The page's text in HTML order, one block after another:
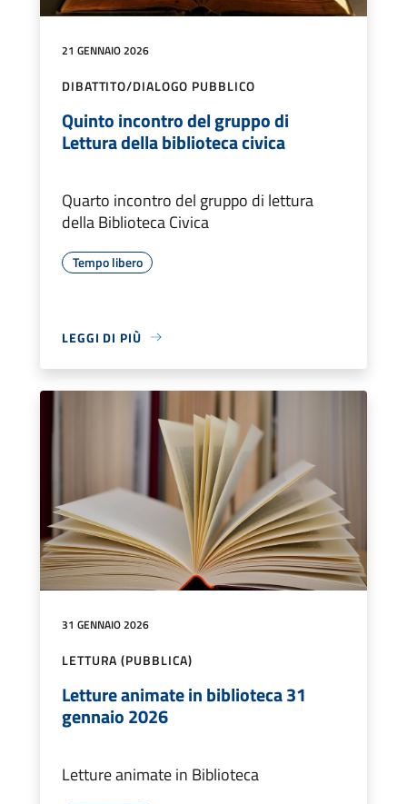
21 GENNAIO 2026
DIBATTITO/DIALOGO PUBBLICO
Quinto incontro del gruppo di
Lettura della biblioteca civica
Quarto incontro del gruppo di lettura
della Biblioteca Civica
Tempo libero
LEGGI DI PIÙ
31 GENNAIO 2026
LETTURA (PUBBLICA)
Letture animate in biblioteca 31
gennaio 2026
Letture animate in Biblioteca